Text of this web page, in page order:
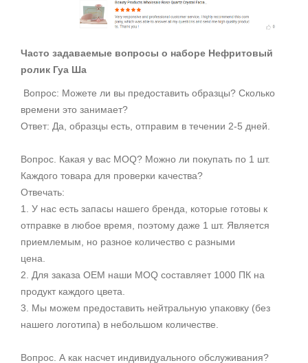
Часто задаваемые вопросы о наборе Нефритовый
ролик Гуа Ша
Вопрос: Можете ли вы предоставить образцы? Сколько
времени это занимает?
Ответ: Да, образцы есть, отправим в течении 2-5 дней.
Вопрос. Какая у вас MOQ? Можно ли покупать по 1 шт.
Каждого товара для проверки качества?
Отвечать:
1. У нас есть запасы нашего бренда, которые готовы к
отправке в любое время, поэтому даже 1 шт. Является
приемлемым, но разное количество с разными
цена.
2. Для заказа OEM наши MOQ составляет 1000 ПК на
продукт каждого цвета.
3. Мы можем предоставить нейтральную упаковку (без
нашего логотипа) в небольшом количестве.
Вопрос. А как насчет индивидуального обслуживания?